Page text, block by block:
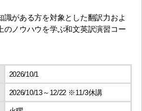
識がある方を対象とした翻訳力およ
のノウハウを学ぶ和文英訳演習コー
2026/10/1
2026/10/13～12/22 ※11/3休講